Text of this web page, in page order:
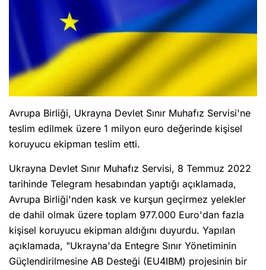
Avrupa Birliği, Ukrayna Devlet Sınır Muhafız Servisi'ne
teslim edilmek üzere 1 milyon euro değerinde kişisel
koruyucu ekipman teslim etti.
Ukrayna Devlet Sınır Muhafız Servisi, 8 Temmuz 2022
tarihinde Telegram hesabından yaptığı açıklamada,
Avrupa Birliği'nden kask ve kurşun geçirmez yelekler
de dahil olmak üzere toplam 977.000 Euro'dan fazla
kişisel koruyucu ekipman aldığını duyurdu. Yapılan
açıklamada, "Ukrayna'da Entegre Sınır Yönetiminin
Güçlendirilmesine AB Desteği (EU4IBM) projesinin bir